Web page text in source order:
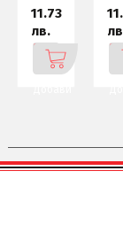
11.73
лв.